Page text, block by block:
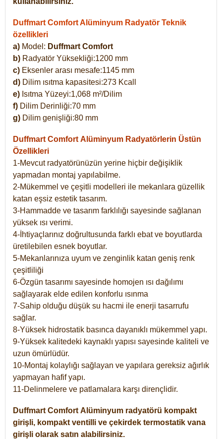
Duffmart Comfort Alüminyum Radyatör Teknik
özellikleri
a) Model: Duffmart Comfort
b) Radyatör Yüksekliği:1200 mm
c) Eksenler arası mesafe:1145 mm
d) Dilim ısıtma kapasitesi:273 Kcall
e) Isıtma Yüzeyi:1,068 m²/Dilim
f) Dilim Derinliği:70 mm
g) Dilim genişliği:80 mm
Duffmart Comfort Alüminyum Radyatörlerin Üstün
Özellikleri
1-Mevcut radyatörünüzün yerine hiçbir değişiklik
yapmadan montaj yapılabilme.
2-Mükemmel ve çeşitli modelleri ile mekanlara güzellik
katan eşsiz estetik tasarım.
3-Hammadde ve tasarım farklılığı sayesinde sağlanan
yüksek ısı verimi.
4-İhtiyaçlarınız doğrultusunda farklı ebat ve boyutlarda
üretilebilen esnek boyutlar.
5-Mekanlarınıza uyum ve zenginlik katan geniş renk
çeşitliliği
6-Özgün tasarımı sayesinde homojen ısı dağılımı
sağlayarak elde edilen konforlu ısınma
7-Sahip olduğu düşük su hacmi ile enerji tasarrufu
sağlar.
8-Yüksek hidrostatik basınca dayanıklı mükemmel yapı.
9-Yüksek kalitedeki kaynaklı yapısı sayesinde kaliteli ve
uzun ömürlüdür.
10-Montaj kolaylığı sağlayan ve yapılara gereksiz ağırlık
yapmayan hafif yapı.
11-Delinmelere ve patlamalara karşı dirençlidir.
Duffmart Comfort Alüminyum radyatörü kompakt
girişli, kompakt ventilli ve çekirdek termostatik vana
girişli olarak satın alabilirsiniz.